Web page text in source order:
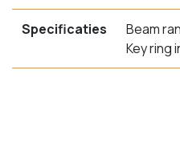
Specificaties
Beam
Key ring